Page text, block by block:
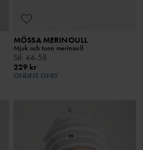
MÖSSA MERINOULL
Mjuk och tunn merinoull
Stl: 44-58
229 kr
ONLINE ONLY